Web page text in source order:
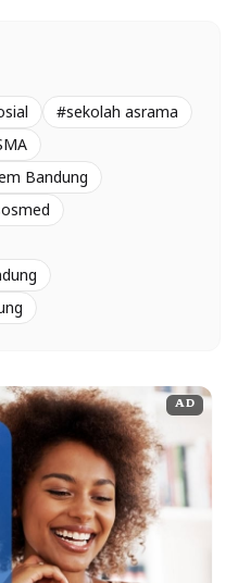
#sekolah asrama
Bandung
AD